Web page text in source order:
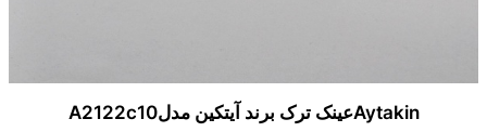
Aytakinعینک ترک برند آیتکین مدلA2122c10